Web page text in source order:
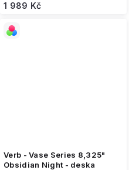
1 989 Kč
Verb - Vase Series 8,325"
Obsidian Night - deska